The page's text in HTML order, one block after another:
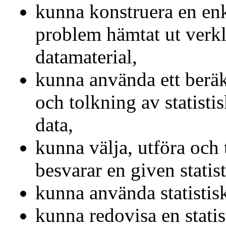
kunna konstruera en
problem hämtat ut
datamaterial,
kunna använda ett
och tolkning av
data,
kunna välja, utföra
besvarar en given
kunna använda
kunna redovisa en